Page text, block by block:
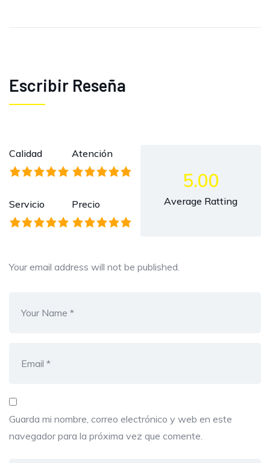
Escribir Reseña
Calidad Atención
Servicio Precio
5.00
Average Ratting
Your email address will not be published.
Guarda mi nombre, correo electrónico y web en este
navegador para la próxima vez que comente.